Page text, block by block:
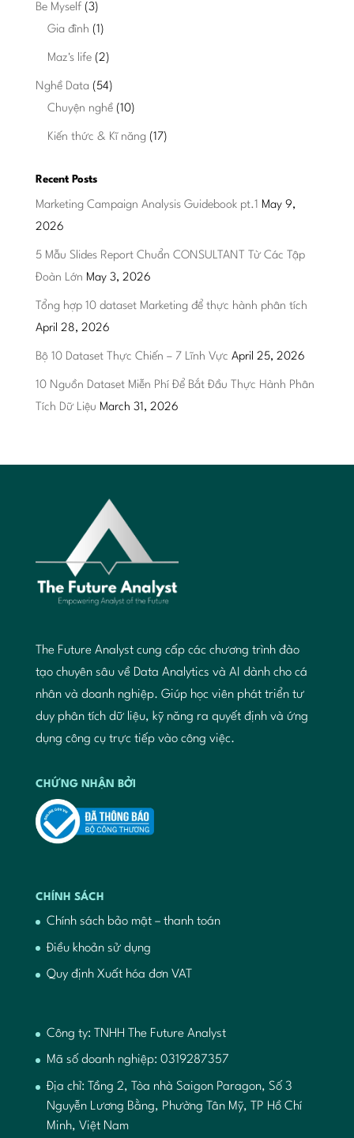
Be Myself(3)
Gia đình (1)
Maz's life(2)
Nghề Data(54)
Chuyện nghề(10)
Kiến thức & Kĩ năng(17)
Recent Posts
Marketing Campaign Analysis Guidebook pt.1 May 9,
2026
5 Mẫu Slides Report Chuẩn CONSULTANT Từ Các Tập
Đoàn Lớn May 3, 2026
Tổng hợp 10 dataset Marketing để thực hành phân tích
April 28, 2026
Bộ 10 Dataset Thực Chiến – 7 Lĩnh Vực April 25, 2026
10 Nguồn Dataset Miễn Phí Để Bắt Đầu Thực Hành Phân
Tích Dữ Liệu March 31, 2026
The Future Analyst cung cấp các chương trình đào
tạo chuyên sâu về Data Analytics và AI dành cho cá
nhân và doanh nghiệp. Giúp học viên phát triển tư
duy phân tích dữ liệu, kỹ năng ra quyết định và ứng
dụng công cụ trực tiếp vào công việc.
CHỨNG NHẬN BỞI
CHÍNH SÁCH
Chính sách bảo mật – thanh toán
Điều khoản sử dụng
Quy định Xuất hóa đơn VAT
Công ty: TNHH The Future Analyst
Mã số doanh nghiệp: 0319287357
Địa chỉ: Tầng 2, Tòa nhà Saigon Paragon, Số 3
Nguyễn Lương Bằng, Phường Tân Mỹ, TP Hồ Chí
Minh, Việt Nam